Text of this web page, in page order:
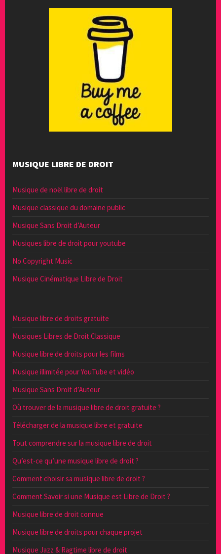
MUSIQUE LIBRE DE DROIT
Musique de noël libre de droit
Musique classique du domaine public
Musique Sans Droit d’Auteur
Musiques libre de droit pour youtube
No Copyright Music
Musique Cinématique Libre de Droit
Musique libre de droits gratuite
Musiques Libres de Droit Classique
Musique libre de droits pour les films
Musique illimitée pour YouTube et vidéo
Musique Sans Droit d’Auteur
Où trouver de la musique libre de droit gratuite ?
Télécharger de la musique libre et gratuite
Tout comprendre sur la musique libre de droit
Qu’est-ce qu’une musique libre de droit ?
Comment choisir sa musique libre de droit ?
Comment Savoir si une Musique est Libre de Droit ?
Musique libre de droit connue
Musique libre de droits pour chaque projet
Musique Jazz & Ragtime libre de droit